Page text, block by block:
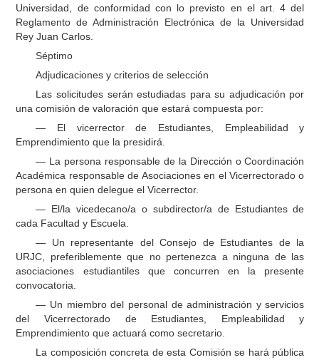
Universidad, de conformidad con lo previsto en el art. 4 del
Reglamento de Administración Electrónica de la Universidad
Rey Juan Carlos.
Séptimo
Adjudicaciones y criterios de selección
Las solicitudes serán estudiadas para su adjudicación por
una comisión de valoración que estará compuesta por:
— El vicerrector de Estudiantes, Empleabilidad y
Emprendimiento que la presidirá.
— La persona responsable de la Dirección o Coordinación
Académica responsable de Asociaciones en el Vicerrectorado o
persona en quien delegue el Vicerrector.
— El/la vicedecano/a o subdirector/a de Estudiantes de
cada Facultad y Escuela.
— Un representante del Consejo de Estudiantes de la
URJC, preferiblemente que no pertenezca a ninguna de las
asociaciones estudiantiles que concurren en la presente
convocatoria.
— Un miembro del personal de administración y servicios
del Vicerrectorado de Estudiantes, Empleabilidad y
Emprendimiento que actuará como secretario.
La composición concreta de esta Comisión se hará pública